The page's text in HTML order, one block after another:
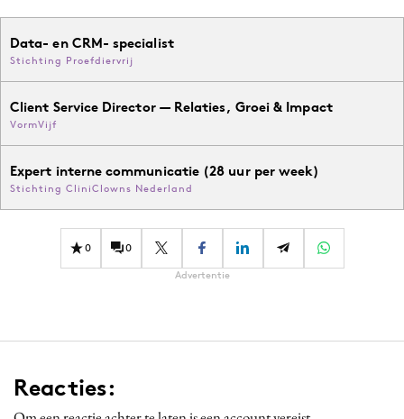
Data- en CRM- specialist
Stichting Proefdiervrij
Client Service Director — Relaties, Groei & Impact
VormVijf
Expert interne communicatie (28 uur per week)
Stichting CliniClowns Nederland
0 0
Advertentie
Reacties: